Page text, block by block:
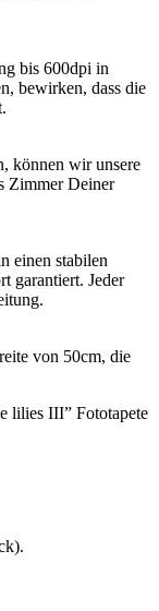
bis 600dpi in
bewirken, dass die
können wir unsere
Zimmer Deiner
einen stabilen
garantiert. Jeder
von 50cm, die
lilies III” Fototapete